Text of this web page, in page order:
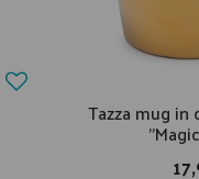
Tazza mug in